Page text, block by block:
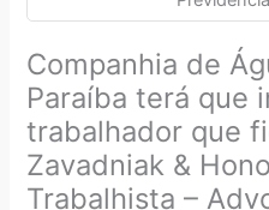
Companhia de
Paraíba terá que
trabalhador que
Zavadniak &
Trabalhista –